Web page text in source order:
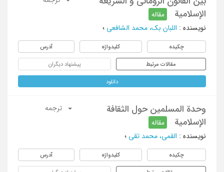
الإسلامیة
مقاله
نویسنده : اللبان بک، محمد الشافعی ؛
چکیده کلیدواژه آدرس
مقالات مرتبط پیشنهاد دیگران
دانلود
وحدة المسلمین حول الثقافة
الإسلامیة
مقاله
ترجمه
نویسنده : القمی، محمد تقی ؛
چکیده کلیدواژه آدرس